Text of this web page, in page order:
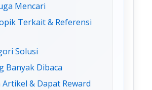
Mencari
Terkait & Referensi
Solusi
Banyak Dibaca
& Dapat Reward